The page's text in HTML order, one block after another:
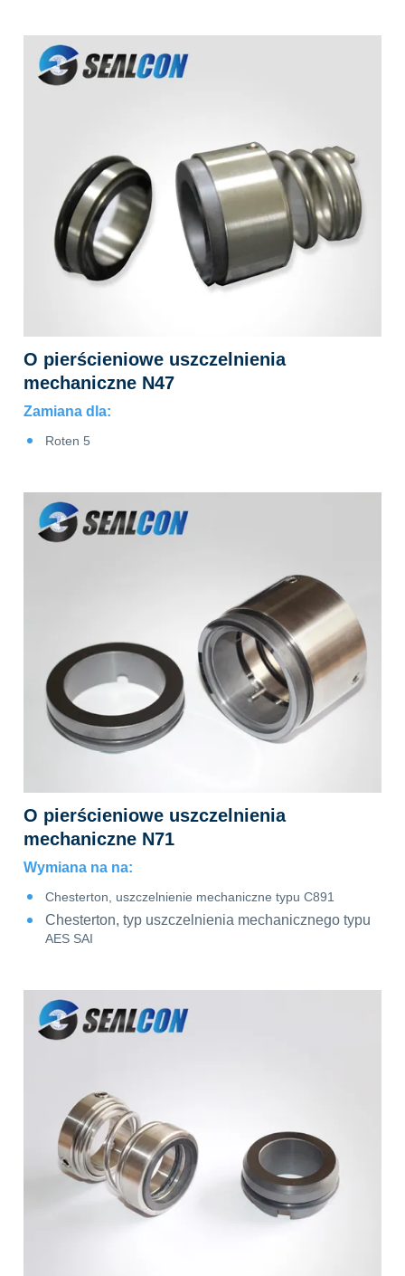
O pierścieniowe uszczelnienia
mechaniczne N47
Zamiana dla:
Roten 5
O pierścieniowe uszczelnienia
mechaniczne N71
Wymiana na na:
Chesterton, uszczelnienie mechaniczne typu C891
Chesterton, typ uszczelnienia mechanicznego typu
AES SAI